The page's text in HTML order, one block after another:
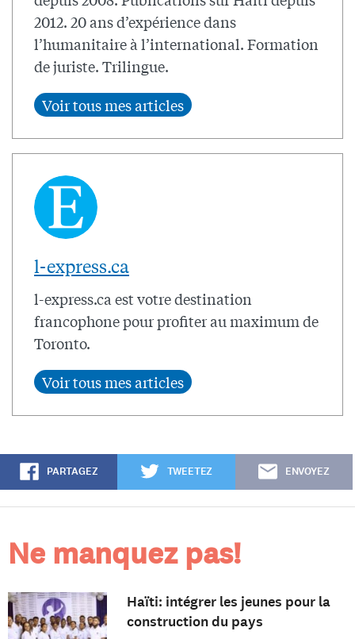
2012. 20 ans d’expérience dans
l’humanitaire à l’international. Formation
de juriste. Trilingue.
l-express.ca
l-express.ca est votre destination
francophone pour profiter au maximum de
Toronto.
PARTAGEZ TWEETEZ ENVOYEZ
Ne manquez pas!
Haïti: intégrer les jeunes pour la
construction du pays